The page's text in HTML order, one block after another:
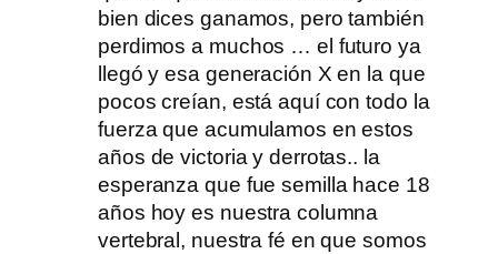
bien dices ganamos, pero también
perdimos a muchos … el futuro ya
llegó y esa generación X en la que
pocos creían, está aquí con todo la
fuerza que acumulamos en estos
años de victoria y derrotas.. la
esperanza que fue semilla hace 18
años hoy es nuestra columna
vertebral, nuestra fé en que somos